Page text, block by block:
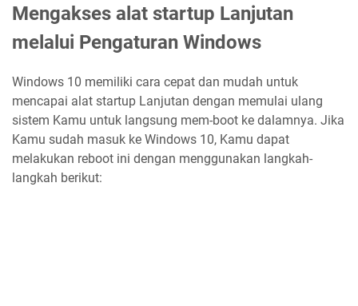
Mengakses alat startup Lanjutan
melalui Pengaturan Windows
Windows 10 memiliki cara cepat dan mudah untuk
mencapai alat startup Lanjutan dengan memulai ulang
sistem Kamu untuk langsung mem-boot ke dalamnya. Jika
Kamu sudah masuk ke Windows 10, Kamu dapat
melakukan reboot ini dengan menggunakan langkah-
langkah berikut: